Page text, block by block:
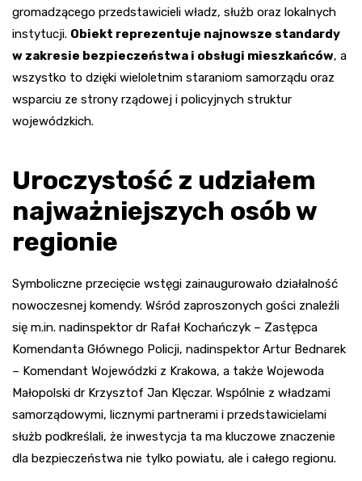
gromadzącego przedstawicieli władz, służb oraz lokalnych
instytucji. Obiekt reprezentuje najnowsze standardy
w zakresie bezpieczeństwa i obsługi mieszkańców, a
wszystko to dzięki wieloletnim staraniom samorządu oraz
wsparciu ze strony rządowej i policyjnych struktur
wojewódzkich.
Uroczystość z udziałem
najważniejszych osób w
regionie
Symboliczne przecięcie wstęgi zainaugurowało działalność
nowoczesnej komendy. Wśród zaproszonych gości znaleźli
się m.in. nadinspektor dr Rafał Kochańczyk – Zastępca
Komendanta Głównego Policji, nadinspektor Artur Bednarek
– Komendant Wojewódzki z Krakowa, a także Wojewoda
Małopolski dr Krzysztof Jan Klęczar. Wspólnie z władzami
samorządowymi, licznymi partnerami i przedstawicielami
służb podkreślali, że inwestycja ta ma kluczowe znaczenie
dla bezpieczeństwa nie tylko powiatu, ale i całego regionu.